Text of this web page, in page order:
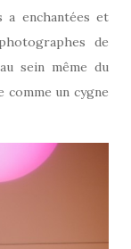
enchantées et
de
sein même du
comme un cygne